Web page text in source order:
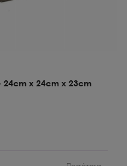
24cm x 24cm x 23cm